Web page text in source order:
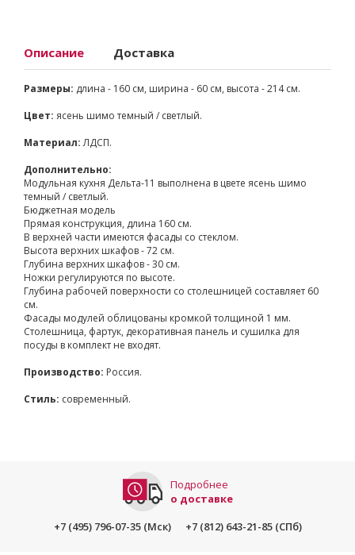
Описание Доставка
Размеры: длина - 160 см, ширина - 60 см, высота - 214 см.
Цвет: ясень шимо темный / светлый.
Материал:ЛДСП.
Дополнительно:
Модульная кухня Дельта-11 выполнена в цвете ясень шимо
темный / светлый.
Бюджетная модель
Прямая конструкция, длина 160 см.
В верхней части имеются фасады со стеклом.
Высота верхних шкафов - 72 см.
Глубина верхних шкафов - 30 см.
Ножки регулируются по высоте.
Глубина рабочей поверхности со столешницей составляет 60
см.
Фасады модулей облицованы кромкой толщиной 1 мм.
Столешница, фартук, декоративная панель и сушилка для
посуды в комплект не входят.
Производство: Россия.
Стиль: современный.
Подробнее
о доставке
+7 (495) 796-07-35 (Мск)
+7 (812) 643-21-85 (СПб)